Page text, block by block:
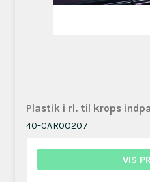
Plastik i rl. til krops
40-CAR00207
VIS